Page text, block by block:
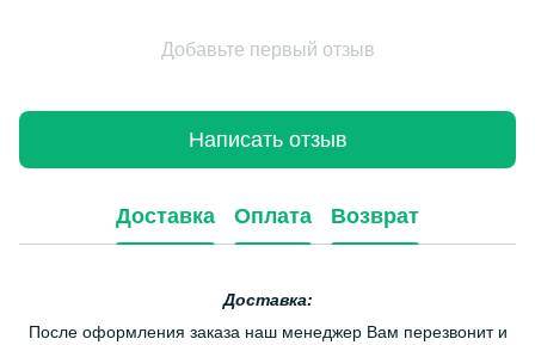
Добавьте первый отзыв
Написать отзыв
Доставка Оплата Возврат
Доставка:
После оформления заказа наш менеджер Вам перезвонит и